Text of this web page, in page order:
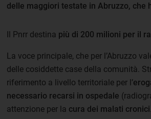
delle maggiori testate in Abruzzo, che
Il Pnrr destina più di 200 milioni per il
La voce principale, che per l’Abruzzo
delle cosiddette case della comunità.
riferimento a livello territoriale per l’
necessario recarsi in ospedale
attenzione per la cura dei malati cronici.